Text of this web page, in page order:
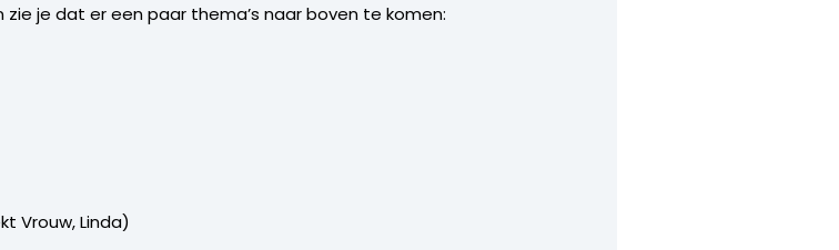
je dat er een paar thema’s naar boven te komen:
Vrouw, Linda)